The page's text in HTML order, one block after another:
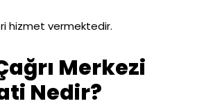
hizmet vermektedir.
Merkezi
Nedir?